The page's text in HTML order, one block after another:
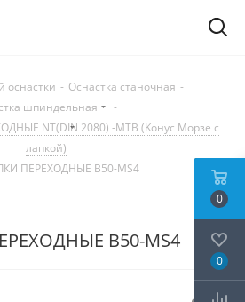
оснастки - Оснастка станочная -
шпиндельная
-
NT(DIN 2080) -MTB (Kонус Mорзе с
лапкой)
ПЕРЕХОДНЫЕ B50-MS4
B50-MS4
0
0